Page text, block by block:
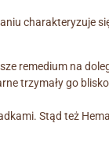
charakteryzuje
remedium na
trzymały go
Stąd też